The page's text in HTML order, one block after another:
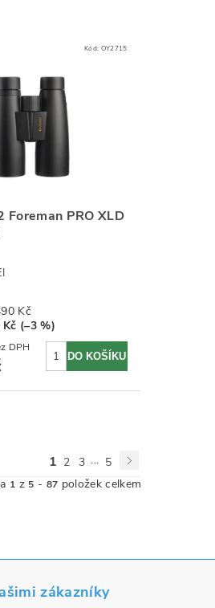
Kód: OY2715
Foreman PRO XLD
Kč
Kč (–3 %)
Kč bez DPH
1 2 3 ... 5
1 z 5 - 87 položek celkem
zákazníky